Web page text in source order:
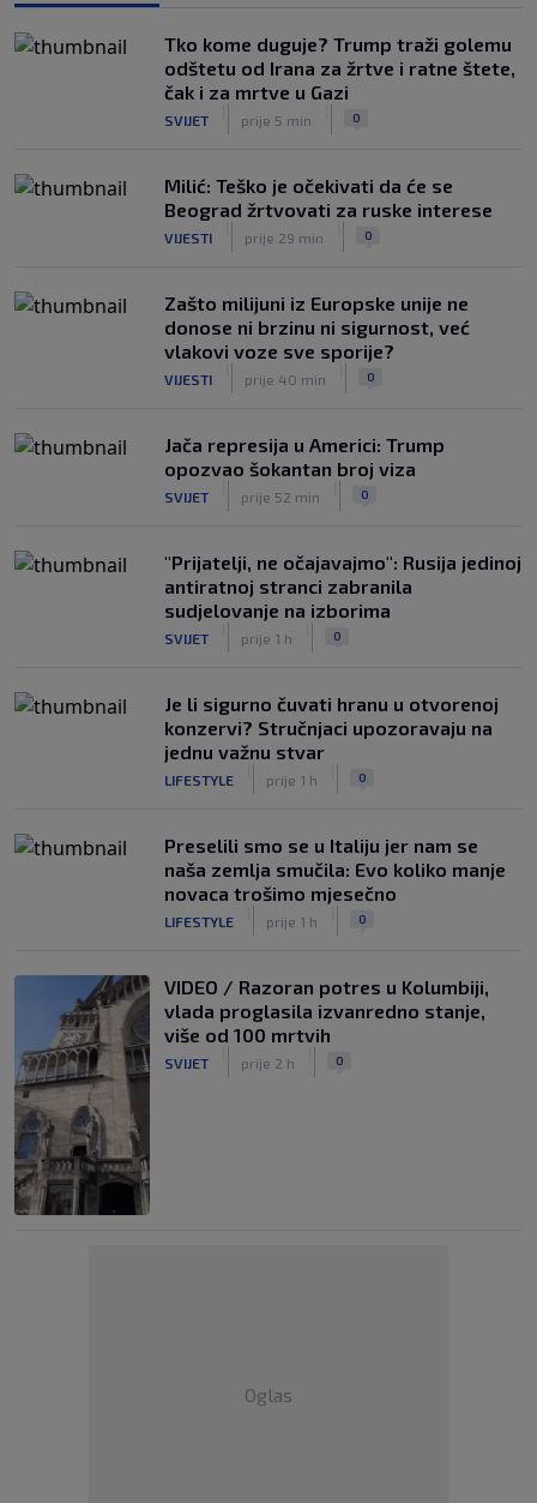
Dinamo potvrdio odlazak napadača:
‘Kako zaboraviti 18 golova u sezoni?’
SK prije 5 h
Tko kome duguje? Trump traži golemu
odštetu od Irana za žrtve i ratne štete,
čak i za mrtve u Gazi
SVIJET prije 5 min 0
Milić: Teško je očekivati da će se
Beograd žrtvovati za ruske interese
VIJESTI prije 29 min 0
Zašto milijuni iz Europske unije ne
donose ni brzinu ni sigurnost, već
vlakovi voze sve sporije?
VIJESTI prije 40 min 0
Jača represija u Americi: Trump
opozvao šokantan broj viza
SVIJET prije 52 min 0
"Prijatelji, ne očajavajmo": Rusija jedinoj
antiratnoj stranci zabranila
sudjelovanje na izborima
SVIJET prije 1 h 0
Je li sigurno čuvati hranu u otvorenoj
konzervi? Stručnjaci upozoravaju na
jednu važnu stvar
LIFESTYLE prije 1 h 0
Preselili smo se u Italiju jer nam se
naša zemlja smučila: Evo koliko manje
novaca trošimo mjesečno
LIFESTYLE prije 1 h 0
VIDEO / Razoran potres u Kolumbiji,
vlada proglasila izvanredno stanje,
više od 100 mrtvih
SVIJET prije 2 h 0
Oglas